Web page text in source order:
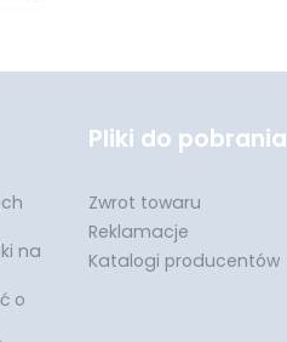
na
o
Pliki do pobrania
Zwrot towaru
Reklamacje
Katalogi producentów